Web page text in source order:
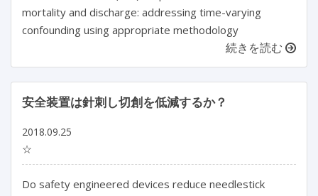
mortality and discharge: addressing time-varying
confounding using appropriate methodology
続きを読む
安全装置は針刺し切創を低減するか？
2018.09.25
☆
Do safety engineered devices reduce needlestick